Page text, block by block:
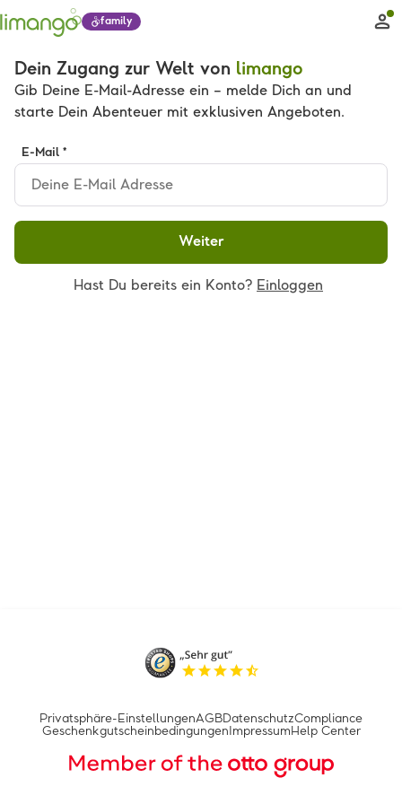
family
Dein Zugang zur Welt von limango
Gib Deine E-Mail-Adresse ein – melde Dich an und
starte Dein Abenteuer mit exklusiven Angeboten.
E-Mail *
Weiter
Hast Du bereits ein Konto? Einloggen
Privatsphäre-EinstellungenAGBDatenschutzCompliance
Geschenkgutscheinbedingungen Impressum Help Center